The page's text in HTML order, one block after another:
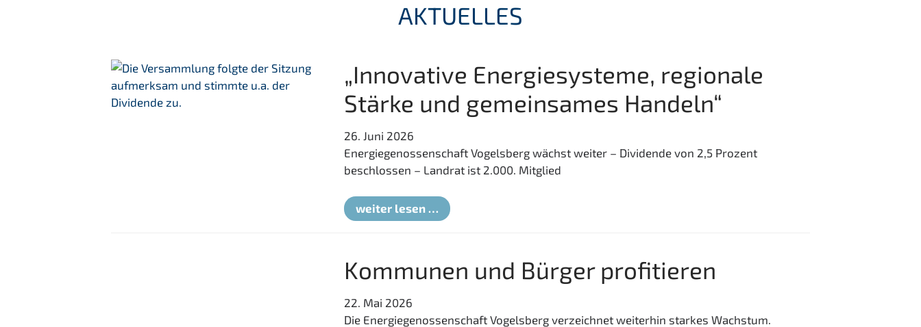
AKTUELLES
„Innovative Energiesysteme, regionale
Stärke und gemeinsames Handeln“
26. Juni 2026
Energiegenossenschaft Vogelsberg wächst weiter – Dividende von 2,5 Prozent
beschlossen – Landrat ist 2.000. Mitglied
weiter lesen … „Innovative
Energiesysteme,
und
Kommunen und Bürger profitieren
22. Mai 2026
Die Energiegenossenschaft Vogelsberg verzeichnet weiterhin starkes Wachstum.